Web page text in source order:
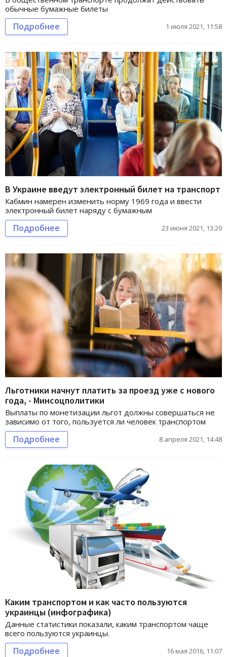
обычные бумажные билеты
Подробнее 1 июля 2021, 11:58
В Украине введут электронный билет на транспорт
Кабмин намерен изменить норму 1969 года и ввести
электронный билет наряду с бумажным
Подробнее 23 июня 2021, 13:20
Льготники начнут платить за проезд уже с нового
года, - Минсоцполитики
Выплаты по монетизации льгот должны совершаться не
зависимо от того, пользуется ли человек транспортом
Подробнее 8 апреля 2021, 14:48
Каким транспортом и как часто пользуются
украинцы (инфографика)
Данные статистики показали, каким транспортом чаще
всего пользуются украинцы.
Подробнее 16 мая 2016, 11:07